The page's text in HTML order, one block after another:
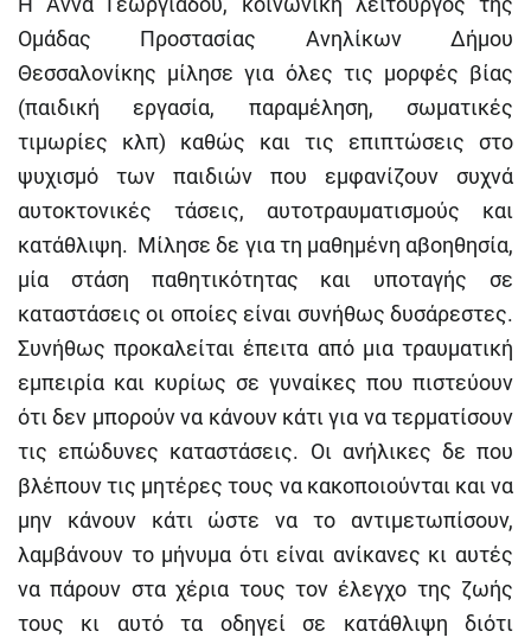
Ομάδας Προστασίας Ανηλίκων Δήμου
Θεσσαλονίκης μίλησε για όλες τις μορφές βίας
(παιδική εργασία, παραμέληση, σωματικές
τιμωρίες κλπ) καθώς και τις επιπτώσεις στο
ψυχισμό των παιδιών που εμφανίζουν συχνά
αυτοκτονικές τάσεις, αυτοτραυματισμούς και
κατάθλιψη. Μίλησε δε για τη μαθημένη αβοηθησία,
μία στάση παθητικότητας και υποταγής σε
καταστάσεις οι οποίες είναι συνήθως δυσάρεστες.
Συνήθως προκαλείται έπειτα από μια τραυματική
εμπειρία και κυρίως σε γυναίκες που πιστεύουν
ότι δεν μπορούν να κάνουν κάτι για να τερματίσουν
τις επώδυνες καταστάσεις. Οι ανήλικες δε που
βλέπουν τις μητέρες τους να κακοποιούνται και να
μην κάνουν κάτι ώστε να το αντιμετωπίσουν,
λαμβάνουν το μήνυμα ότι είναι ανίκανες κι αυτές
να πάρουν στα χέρια τους τον έλεγχο της ζωής
τους κι αυτό τα οδηγεί σε κατάθλιψη διότι